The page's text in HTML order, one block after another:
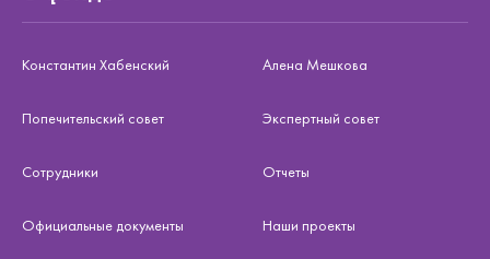
Константин Хабенский Алена Мешкова
Попечительский совет Экспертный совет
Сотрудники Отчеты
Официальные документы Наши проекты